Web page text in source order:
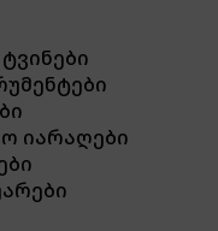
იარაღები